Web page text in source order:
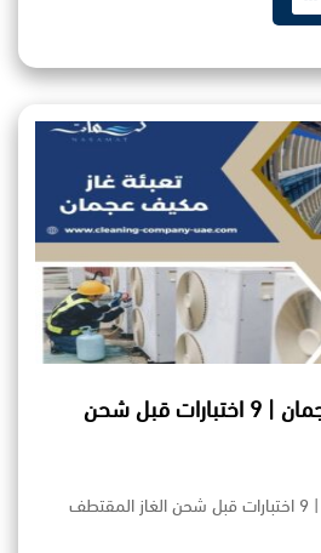
تعبئة غاز مكيف عجمان | 9 اختبارات قبل شحن
تعبئة غاز مكيف عجمان | 9 اختبارات قبل شحن الغاز المقتطف